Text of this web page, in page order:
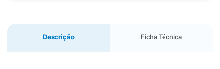
Descrição Ficha Técnica